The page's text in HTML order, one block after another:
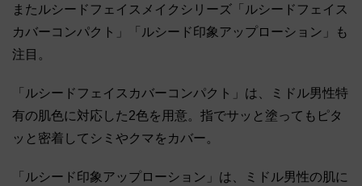
またルシードフェイスメイクシリーズ「ルシードフェイス
カバーコンパクト」「ルシード印象アップローション」も
注目。
「ルシードフェイスカバーコンパクト」は、ミドル男性特
有の肌色に対応した2色を用意。指でサッと塗ってもピタ
ッと密着してシミやクマをカバー。
「ルシード印象アップローション」は、ミドル男性の肌に